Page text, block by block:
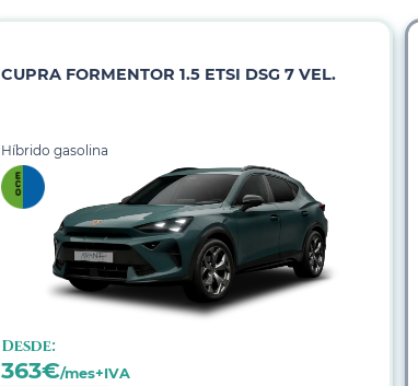
CUPRA FORMENTOR 1.5 ETSI DSG 7 VEL.
Híbrido gasolina
Desde:
363€/mes+IVA